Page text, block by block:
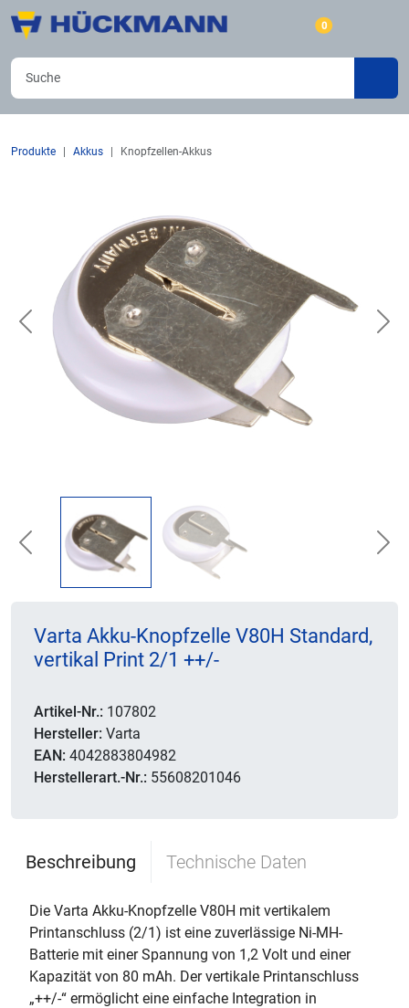
0
Produkte Akkus Knopfzellen-Akkus
Previous
Previous
Varta Akku-Knopfzelle V80H Standard,
vertikal Print 2/1 ++/-
Artikel-Nr.: 107802
Hersteller: Varta
EAN: 4042883804982
Herstellerart.-Nr.: 55608201046
Beschreibung Technische Daten
Die Varta Akku-Knopfzelle V80H mit vertikalem
Printanschluss (2/1) ist eine zuverlässige Ni-MH-
Batterie mit einer Spannung von 1,2 Volt und einer
Kapazität von 80 mAh. Der vertikale Printanschluss
„++/-“ ermöglicht eine einfache Integration in